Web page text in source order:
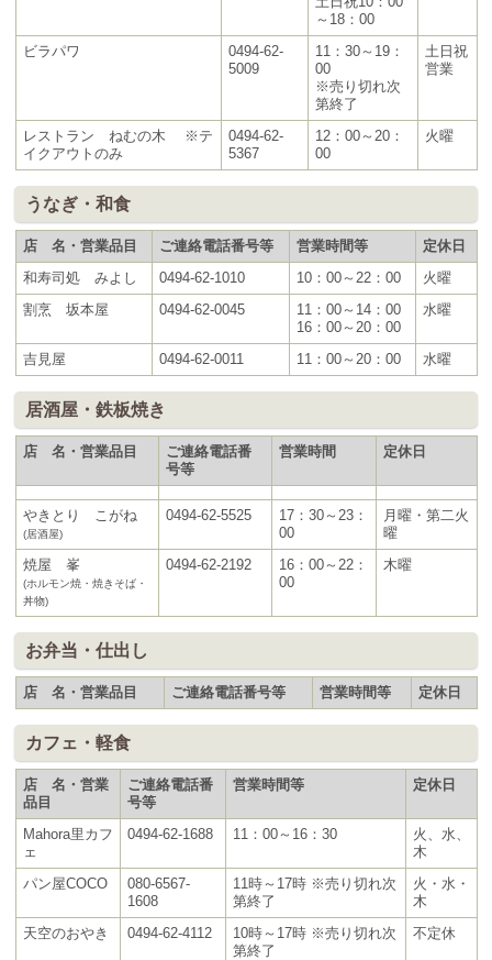
～18：00
ビラパワ
0494-62-
5009
11：30～19：
00
※売り切れ次
第終了
土日祝
営業
レストラン ねむの木 ※テ
イクアウトのみ
0494-62-
5367
12：00～20：
00
火曜
うなぎ・和食
店 名・営業品目 ご連絡電話番号等 営業時間等
定休日
和寿司処 みよし
0494-62-1010 10：00～22：00
火曜
割烹 坂本屋
0494-62-0045
11：00～14：00
16：00～20：00
水曜
吉見屋 0494-62-0011 11：00～20：00 水曜
居酒屋・鉄板焼き
店 名・営業品目
ご連絡電話番
号等
営業時間 定休日
やきとり こがね
(居酒屋)
0494-62-5525
17：30～23：
00
月曜・第二火
曜
焼屋 峯
(ホルモン焼・焼きそば・
丼物)
0494-62-2192
16：00～22：
00
木曜
お弁当・仕出し
店 名・営業品目 ご連絡電話番号等 営業時間等 定休日
カフェ・軽食
店 名・営業
品目
ご連絡電話番
号等
営業時間等 定休日
Mahora里カフ
ェ
0494-62-1688 11：00～16：30
火、水、
木
パン屋COCO
080-6567-
1608
11時～17時 ※売り切れ次
第終了
火・水・
木
天空のおやき
0494-62-4112
10時～17時 ※売り切れ次
第終了
不定休